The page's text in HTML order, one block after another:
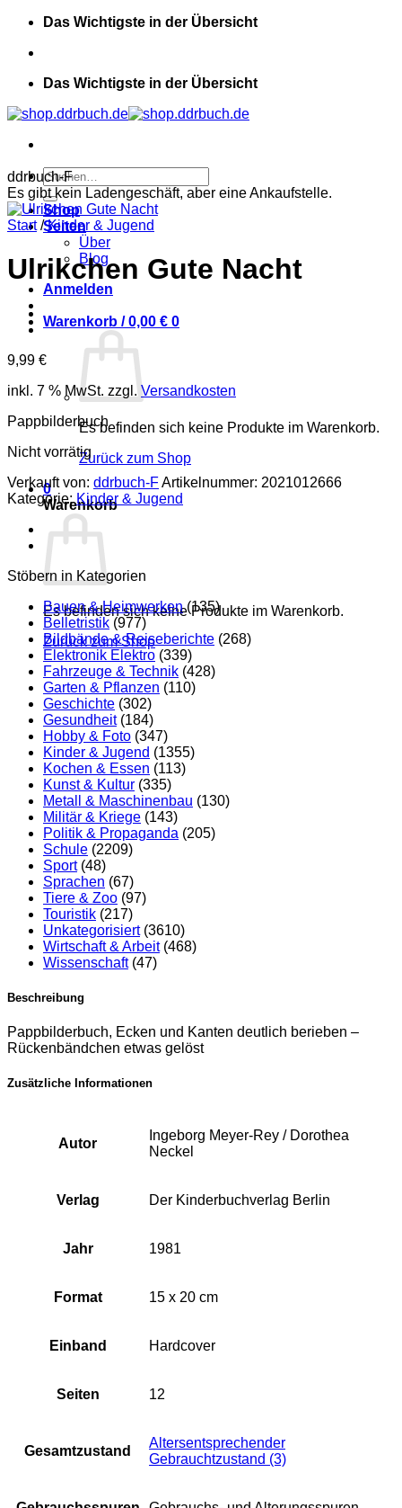
Zum
springen
Das Wichtigste in der Übersicht
Das Wichtigste in der Übersicht
Suchen
nach:
Shop
Seiten
Über
Blog
Anmelden
Warenkorb /0,00 € 0
Es befinden sich keine Produkte im Warenkorb.
Zurück zum Shop
0
Warenkorb
Es befinden sich keine Produkte im Warenkorb.
Zurück zum Shop
ddrbuch-F
Es gibt kein Ladengeschäft, aber eine Ankaufstelle.
Start / Kinder & Jugend
Ulrikchen Gute Nacht
9,99 €
inkl. 7 % MwSt. zzgl. Versandkosten
Pappbilderbuch
Nicht vorrätig
Verkauft von: ddrbuch-FArtikelnummer: 2021012666
Kategorie:Kinder & Jugend
Stöbern in Kategorien
Bauen & Heimwerken (135)
Belletristik (977)
Bildbände & Reiseberichte (268)
Elektronik Elektro (339)
Fahrzeuge & Technik (428)
Garten & Pflanzen (110)
Geschichte (302)
Gesundheit (184)
Hobby & Foto (347)
Kinder & Jugend (1355)
Kochen & Essen (113)
Kunst & Kultur (335)
Metall & Maschinenbau (130)
Militär & Kriege (143)
Politik & Propaganda (205)
Schule (2209)
Sport (48)
Sprachen (67)
Tiere & Zoo (97)
Touristik (217)
Unkategorisiert (3610)
Wirtschaft & Arbeit (468)
Wissenschaft (47)
Beschreibung
Pappbilderbuch, Ecken und Kanten deutlich berieben –
Rückenbändchen etwas gelöst
Zusätzliche Informationen
Autor
Ingeborg Meyer-Rey / Dorothea
Neckel
Verlag Der Kinderbuchverlag Berlin
Jahr 1981
Format 15 x 20 cm
Einband Hardcover
Seiten 12
Gesamtzustand
Altersentsprechender
Gebrauchtzustand (3)